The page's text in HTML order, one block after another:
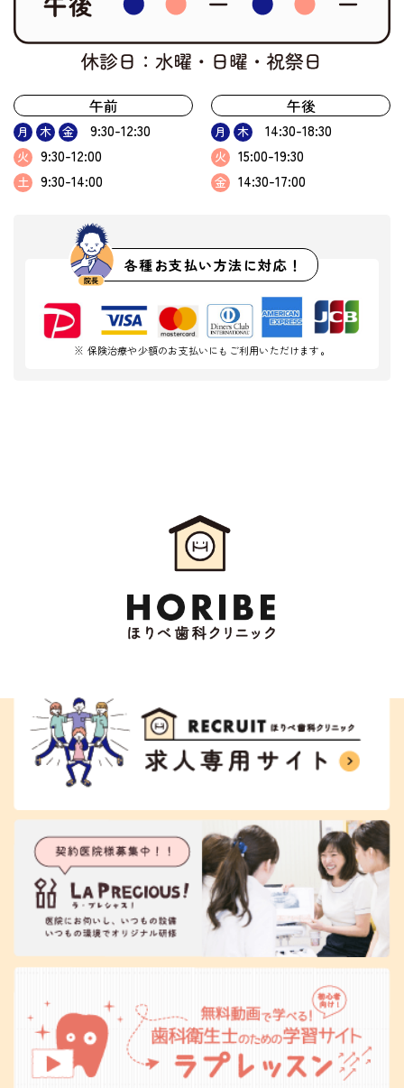
午前
月 木 金 9:30-12:30
火 9:30-12:00
土 9:30-14:00
午後
月 木 14:30-18:30
火 15:00-19:30
金 14:30-17:00
各種お支払い方法に対応！
※ 保険治療や少額のお支払いにもご利用いただけます。